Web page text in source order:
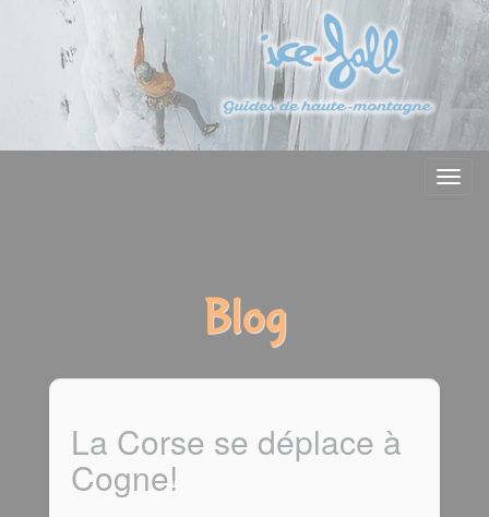
Menu
Blog
La Corse se déplace à
Cogne!